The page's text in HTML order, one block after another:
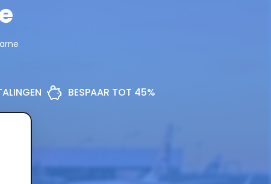
BESPAAR TOT 45%